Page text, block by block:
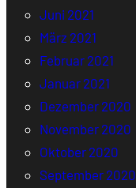
Juni 2021
März 2021
Februar 2021
Januar 2021
Dezember 2020
November 2020
Oktober 2020
September 2020